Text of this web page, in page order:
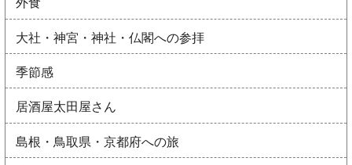
大社・神宮・神社・仏閣への参拝
季節感
居酒屋太田屋さん
島根・鳥取県・京都府への旅